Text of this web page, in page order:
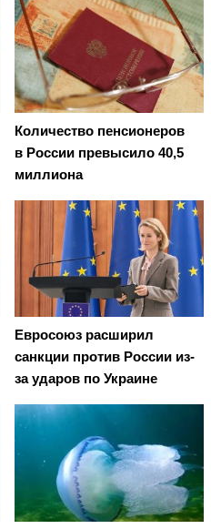
Количество пенсионеров
в России превысило 40,5
миллиона
Евросоюз расширил
санкции против России из-
за ударов по Украине